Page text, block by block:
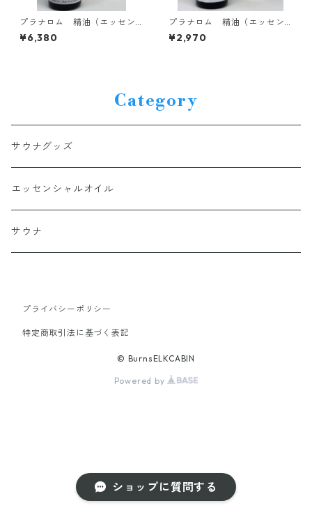
ショップに質問する
プラナロム 精油（エッセン
シャルオイル）BIO ラベンダ
ースピカ 10ml
¥6,380
プラナロム 精油（エッセン
シャルオイル）コパイバ 10
ml
¥2,970
Category
サウナグッズ
エッセンシャルオイル
サウナ
プライバシーポリシー
特定商取引法に基づく表記
© BurnsELKCABIN
Powered by